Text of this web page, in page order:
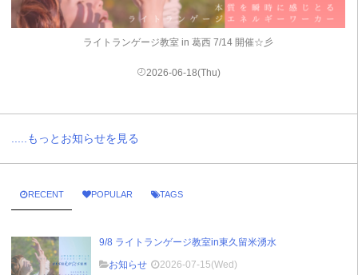
ライトランゲージ教室 in 葛西 7/14 開催☆彡
2026-06-18(Thu)
.....もっとお知らせを見る
RECENT POPULAR TAGS
9/8 ライトランゲージ教室in東久留米湧水
お知らせ
2026-07-15(Wed)